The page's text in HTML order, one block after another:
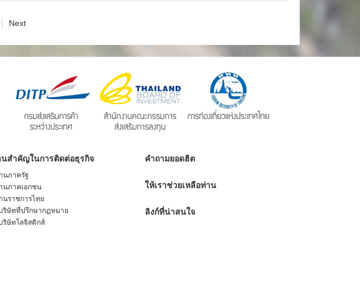
Next
นสำคัญในการติดต่อธุรกิจ
นภาครัฐ
นภาคเอกชน
นราชการไทย
ริษัทที่ปรึกษากฏหมาย
ริษัทโลจิสติกส์
คำถามยอดฮิต
ให้เราช่วยเหลือท่าน
ลิงก์ที่น่าสนใจ